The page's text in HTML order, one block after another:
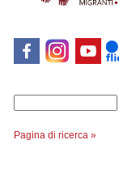
Pagina di ricerca »